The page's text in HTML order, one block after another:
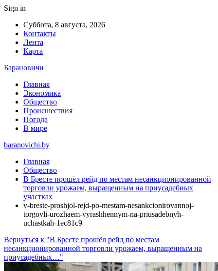
Sign in
Суббота, 8 августа, 2026
Контакты
Лента
Карта
Барановичи
Главная
Экономика
Общество
Происшествия
Погода
В мире
baranovichi.by
Главная
Общество
В Бресте прошёл рейд по местам несанкционированной
торговли урожаем, выращенным на приусадебных
участках
v-breste-proshjol-rejd-po-mestam-nesankcionirovannoj-
torgovli-urozhaem-vyrashhennym-na-priusadebnyh-
uchastkah-1ec81c9
Вернуться к "В Бресте прошёл рейд по местам
несанкционированной торговли урожаем, выращенным на
приусадебных…"